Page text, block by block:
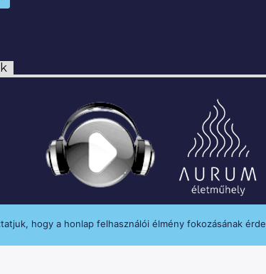
hogy a honlap felhasználói élmény fokozásának